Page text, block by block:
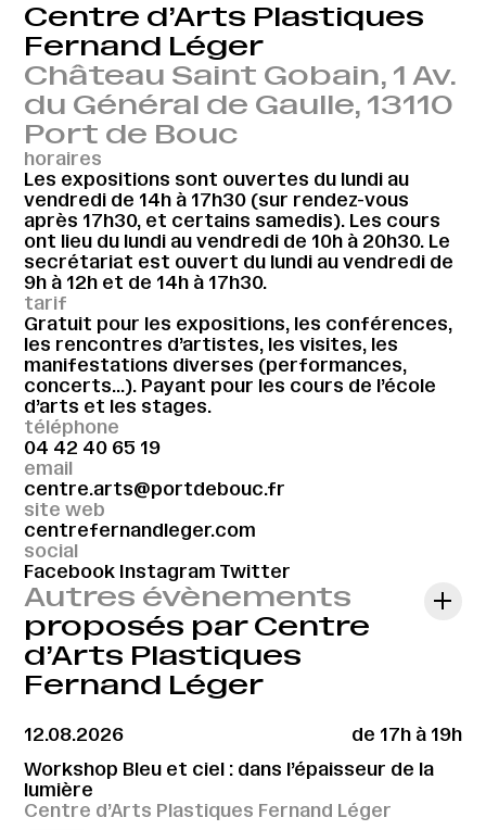
Centre d’Arts Plastiques
Fernand Léger
Château Saint Gobain, 1 Av.
du Général de Gaulle, 13110
Port de Bouc
horaires
Les expositions sont ouvertes du lundi au
vendredi de 14h à 17h30 (sur rendez-vous
après 17h30, et certains samedis). Les cours
ont lieu du lundi au vendredi de 10h à 20h30. Le
secrétariat est ouvert du lundi au vendredi de
9h à 12h et de 14h à 17h30.
tarif
Gratuit pour les expositions, les conférences,
les rencontres d’artistes, les visites, les
manifestations diverses (performances,
concerts…). Payant pour les cours de l’école
d’arts et les stages.
téléphone
04 42 40 65 19
email
centre.arts@portdebouc.fr
site web
centrefernandleger.com
social
Facebook Instagram Twitter
Autres évènements
proposés par Centre
d’Arts Plastiques
Fernand Léger
12.08.2026
de 17h à 19h
Workshop Bleu et ciel : dans l’épaisseur de la
lumière
Centre d’Arts Plastiques Fernand Léger